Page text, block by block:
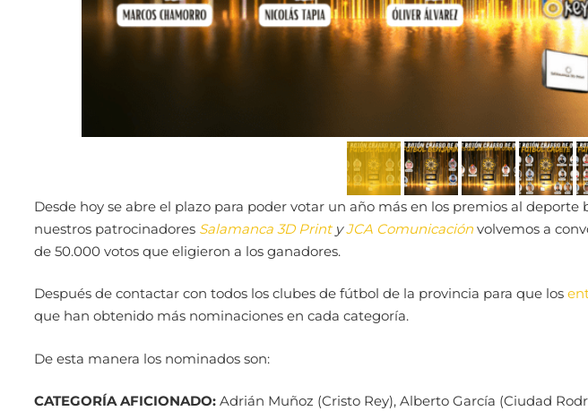
Desde hoy se abre el plazo para poder votar un año más en los premios al deporte
nuestros patrocinadores Salamanca 3D PrintyJCA Comunicaciónvolvemos a
de 50.000 votos que eligieron a los ganadores.
Después de contactar con todos los clubes de fútbol de la provincia para que los
que han obtenido más nominaciones en cada categoría.
De esta manera los nominados son:
CATEGORÍA AFICIONADO:Adrián Muñoz (Cristo Rey), Alberto García (Ciudad